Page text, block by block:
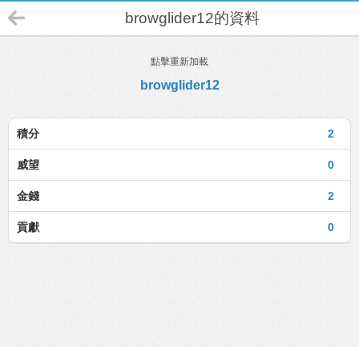
browglider12的資料
點擊重新加載
browglider12
2
積分
0
威望
2
金錢
0
貢獻